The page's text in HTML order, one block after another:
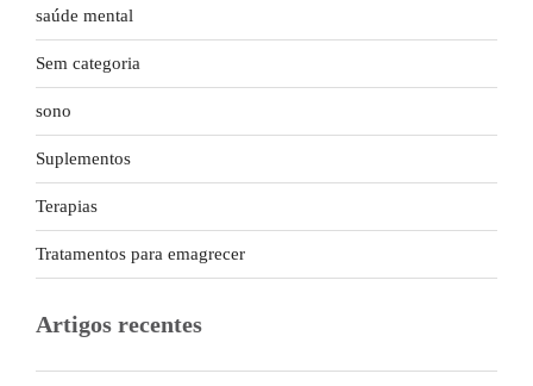
saúde mental
Sem categoria
sono
Suplementos
Terapias
Tratamentos para emagrecer
Artigos recentes